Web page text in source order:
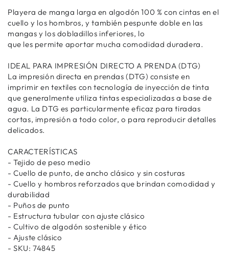
Playera de manga larga en algodón 100 % con cintas en el
cuello y los hombros, y también pespunte doble en las
mangas y los dobladillos inferiores, lo
que les permite aportar mucha comodidad duradera.
IDEAL PARA IMPRESIÓN DIRECTO A PRENDA (DTG)
La impresión directa en prendas (DTG) consiste en
imprimir en textiles con tecnología de inyección de tinta
que generalmente utiliza tintas especializadas a base de
agua. La DTG es particularmente eficaz para tiradas
cortas, impresión a todo color, o para reproducir detalles
delicados.
CARACTERÍSTICAS
- Tejido de peso medio
- Cuello de punto, de ancho clásico y sin costuras
- Cuello y hombros reforzados que brindan comodidad y
durabilidad
- Puños de punto
- Estructura tubular con ajuste clásico
- Cultivo de algodón sostenible y ético
- Ajuste clásico
- SKU: 74845